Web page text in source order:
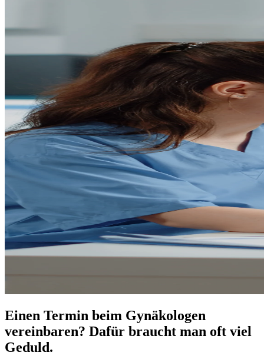
Einen Termin beim Gynäkologen
vereinbaren? Dafür braucht man oft viel
Geduld.